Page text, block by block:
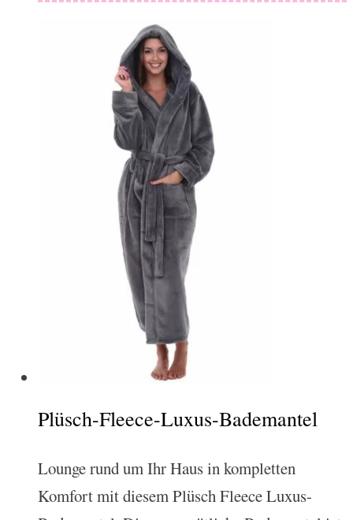
Plüsch-Fleece-Luxus-Bademantel
Lounge rund um Ihr Haus in kompletten
Komfort mit diesem Plüsch Fleece Luxus-